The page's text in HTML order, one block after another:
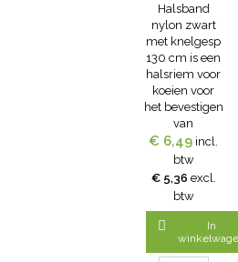
KNELGESP
130 CM
Halsband
nylon zwart
met knelgesp
130 cm is een
halsriem voor
koeien voor
het bevestigen
van
kokernummers.
De halsband
nylon zwart
met knelgesp
is 130 cm lang
en is zwart
met gele
strepen. Deze
€ 6,49 incl.
btw
€ 5,36 excl.
btw

In